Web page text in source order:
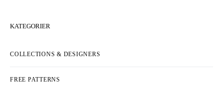
KATEGORIER
COLLECTIONS & DESIGNERS
FREE PATTERNS